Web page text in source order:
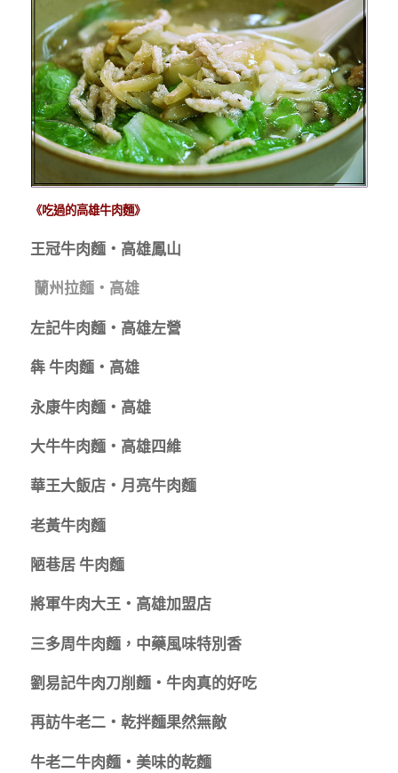
《吃過的高雄牛肉麵》
王冠牛肉麵‧高雄鳳山
蘭州拉麵‧高雄
左記牛肉麵‧高雄左營
犇 牛肉麵‧高雄
永康牛肉麵‧高雄
大牛牛肉麵‧高雄四維
華王大飯店‧月亮牛肉麵
老黃牛肉麵
陋巷居 牛肉麵
將軍牛肉大王‧高雄加盟店
三多周牛肉麵，中藥風味特別香
劉易記牛肉刀削麵‧牛肉真的好吃
再訪牛老二‧乾拌麵果然無敵
牛老二牛肉麵‧美味的乾麵